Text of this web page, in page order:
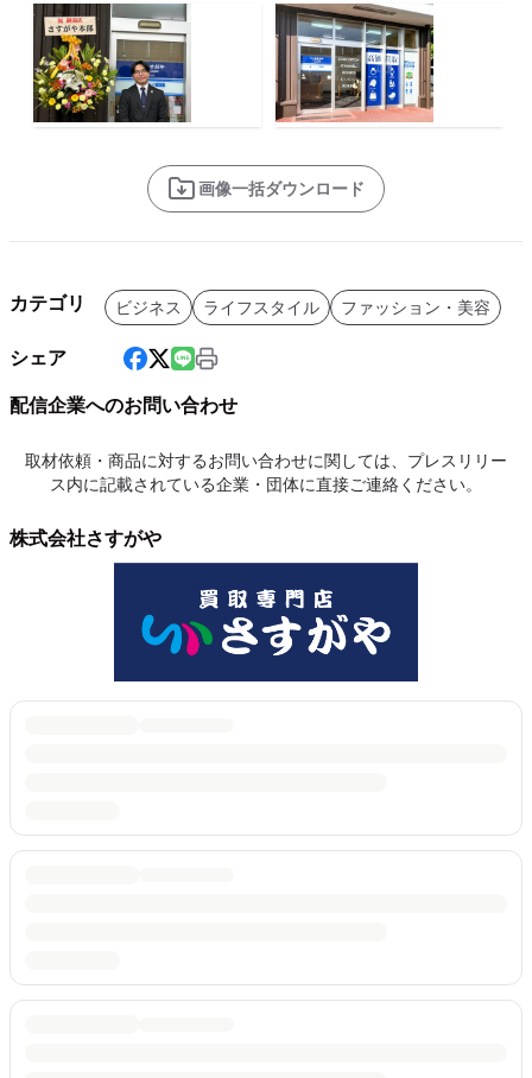
画像一括ダウンロード
カテゴリ ビジネス ライフスタイル ファッション・美容
シェア
配信企業へのお問い合わせ
取材依頼・商品に対するお問い合わせに関しては、プレスリリー
ス内に記載されている企業・団体に直接ご連絡ください。
株式会社さすがや